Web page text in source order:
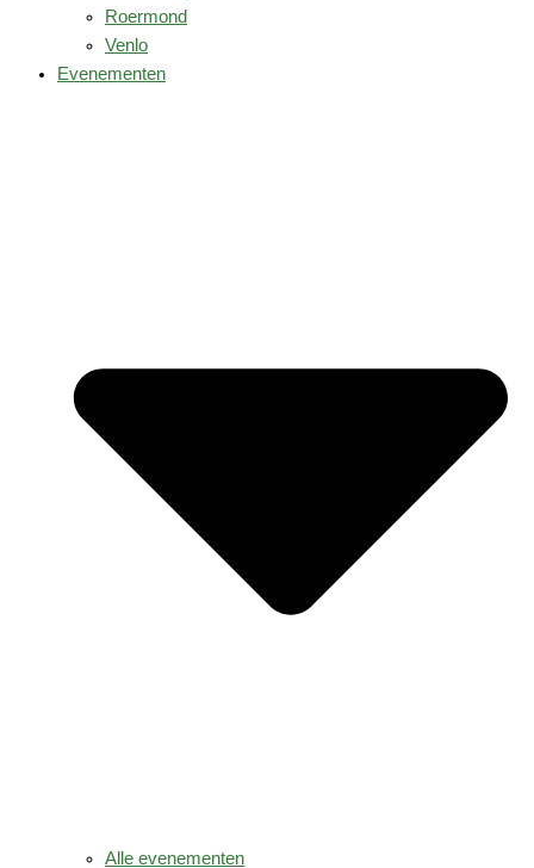
Roermond
Venlo
Evenementen
Alle evenementen